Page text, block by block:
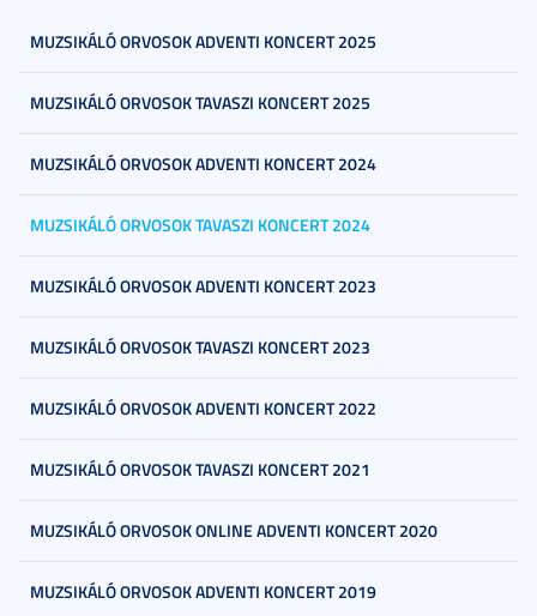
MUZSIKÁLÓ ORVOSOK ADVENTI KONCERT 2025
MUZSIKÁLÓ ORVOSOK TAVASZI KONCERT 2025
MUZSIKÁLÓ ORVOSOK ADVENTI KONCERT 2024
MUZSIKÁLÓ ORVOSOK TAVASZI KONCERT 2024
MUZSIKÁLÓ ORVOSOK ADVENTI KONCERT 2023
MUZSIKÁLÓ ORVOSOK TAVASZI KONCERT 2023
MUZSIKÁLÓ ORVOSOK ADVENTI KONCERT 2022
MUZSIKÁLÓ ORVOSOK TAVASZI KONCERT 2021
MUZSIKÁLÓ ORVOSOK ONLINE ADVENTI KONCERT 2020
MUZSIKÁLÓ ORVOSOK ADVENTI KONCERT 2019